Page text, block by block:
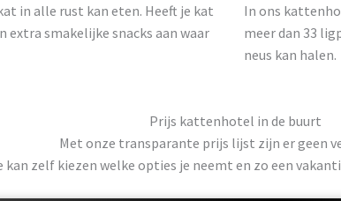
in alle rust kan eten. Heeft je kat
extra smakelijke snacks aan waar
In ons
meer dan 33
neus kan halen.
Prijs kattenhotel in de buurt
Met onze transparante prijs lijst zijn er geen
kan zelf kiezen welke opties je neemt en zo een